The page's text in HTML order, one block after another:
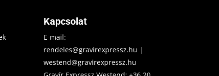
Kapcsolat
E-mail:
rendeles@gravirexpressz.hu |
westend@gravirexpressz.hu